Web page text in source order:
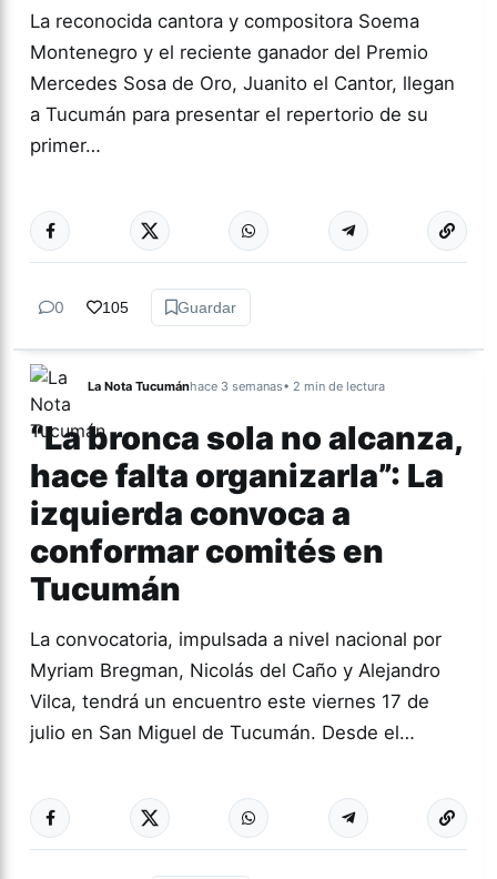
La reconocida cantora y compositora Soema
Montenegro y el reciente ganador del Premio
Mercedes Sosa de Oro, Juanito el Cantor, llegan
a Tucumán para presentar el repertorio de su
primer…
CULTURA Más
0 105 Guardar
La Nota Tucumánhace 3 semanas• 2 min de lectura
“La bronca sola no alcanza,
hace falta organizarla”: La
izquierda convoca a
conformar comités en
Tucumán
La convocatoria, impulsada a nivel nacional por
Myriam Bregman, Nicolás del Caño y Alejandro
Vilca, tendrá un encuentro este viernes 17 de
julio en San Miguel de Tucumán. Desde el…
TUCUMÁN Más